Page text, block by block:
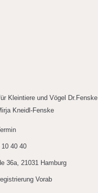
Kleintiere und Vögel Dr.Fenske
Kneidl-Fenske
40 40
36a, 21031 Hamburg
Vorab